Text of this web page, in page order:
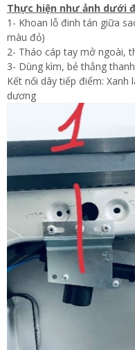
Thực hiện như ảnh dưới
1- Khoan lỗ đinh tán giữa
màu đỏ)
2- Tháo cáp tay mở ngoài,
3- Dùng kìm, bẻ thẳng
Kết nối dây tiếp điểm: Xanh
dương